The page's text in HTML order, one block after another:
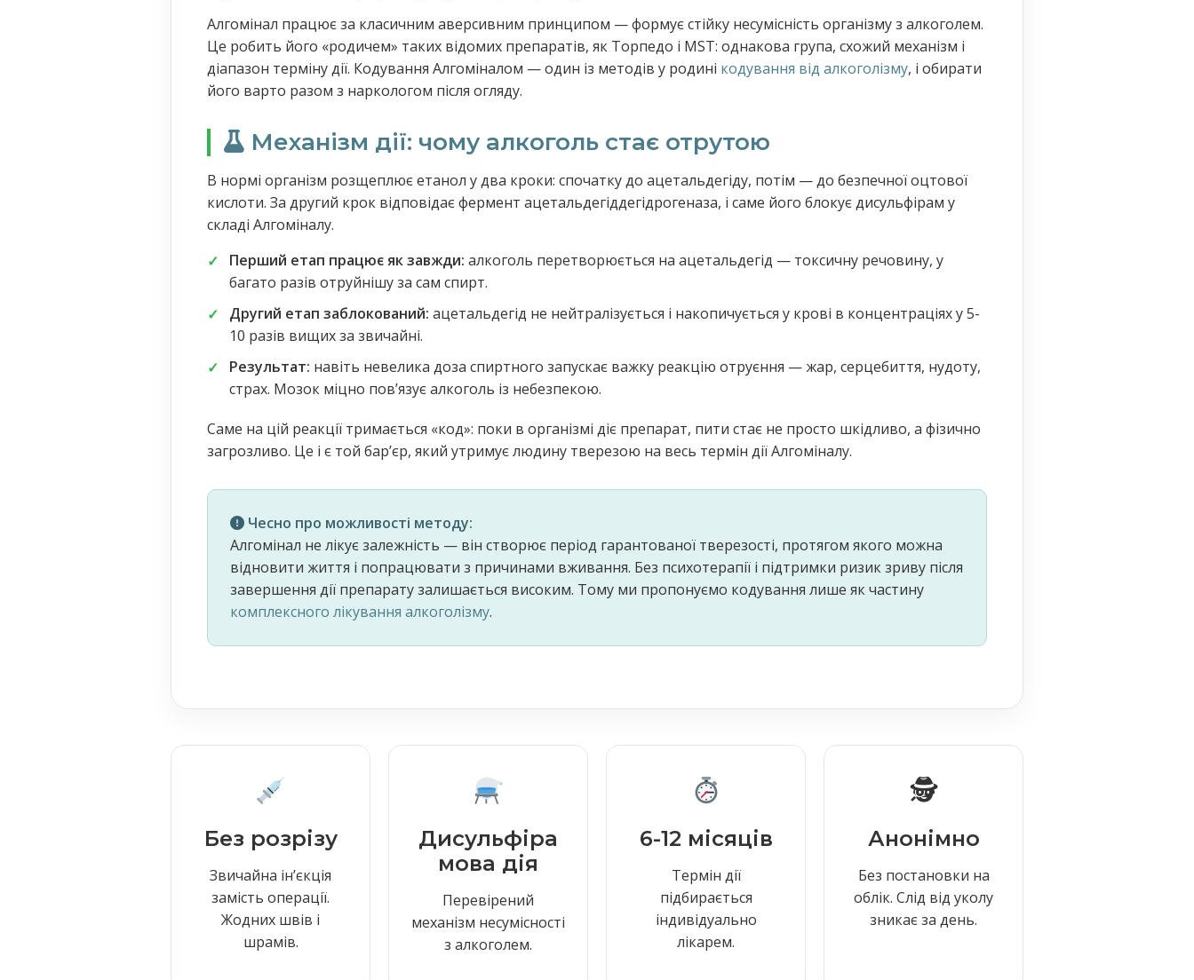
Алгомінал працює за класичним аверсивним принципом — формує стійку несумісність організму з алкоголем.
Це робить його «родичем» таких відомих препаратів, як Торпедо і MST: однакова група, схожий механізм і
діапазон терміну дії. Кодування Алгоміналом — один із методів у родині кодування від алкоголізму, і обирати
його варто разом з наркологом після огляду.
Механізм дії: чому алкоголь стає отрутою
В нормі організм розщеплює етанол у два кроки: спочатку до ацетальдегіду, потім — до безпечної оцтової
кислоти. За другий крок відповідає фермент ацетальдегіддегідрогеназа, і саме його блокує дисульфірам у
складі Алгоміналу.
Перший етап працює як завжди: алкоголь перетворюється на ацетальдегід — токсичну речовину, у
багато разів отруйнішу за сам спирт.
Другий етап заблокований: ацетальдегід не нейтралізується і накопичується у крові в концентраціях у 5-
10 разів вищих за звичайні.
Результат: навіть невелика доза спиртного запускає важку реакцію отруєння — жар, серцебиття, нудоту,
страх. Мозок міцно повʼязує алкоголь із небезпекою.
Саме на цій реакції тримається «код»: поки в організмі діє препарат, пити стає не просто шкідливо, а фізично
загрозливо. Це і є той барʼєр, який утримує людину тверезою на весь термін дії Алгоміналу.
Чесно про можливості методу:
Алгомінал не лікує залежність — він створює період гарантованої тверезості, протягом якого можна
відновити життя і попрацювати з причинами вживання. Без психотерапії і підтримки ризик зриву після
завершення дії препарату залишається високим. Тому ми пропонуємо кодування лише як частину
комплексного лікування алкоголізму.
Без розрізу
Звичайна інʼєкція
замість операції.
Жодних швів і
шрамів.
Дисульфіра
мова дія
Перевірений
механізм несумісності
з алкоголем.
6-12 місяців
Термін дії
підбирається
індивідуально
лікарем.
🕵️
Анонімно
Без постановки на
облік. Слід від уколу
зникає за день.